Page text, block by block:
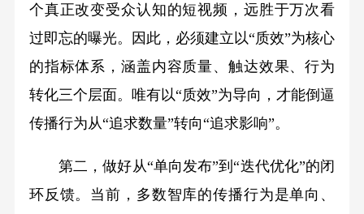
个真正改变受众认知的短视频，远胜于万次看
过即忘的曝光。因此，必须建立以“质效”为核心
的指标体系，涵盖内容质量、触达效果、行为
转化三个层面。唯有以“质效”为导向，才能倒逼
传播行为从“追求数量”转向“追求影响”。
第二，做好从“单向发布”到“迭代优化”的闭
环反馈。当前，多数智库的传播行为是单向、